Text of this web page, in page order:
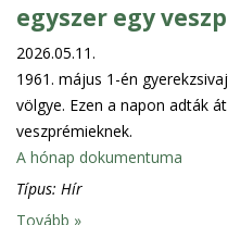
egyszer egy
2026.05.11.
1961. május 1-én
völgye. Ezen a napon adták
veszprémieknek.
A hónap dokumentuma
Típus: Hír
Tovább »